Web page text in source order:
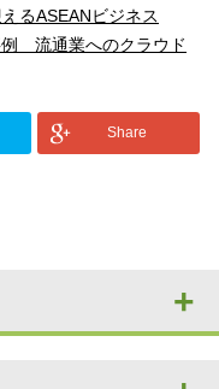
るASEANビジネス
例 流通業へのクラウド
Share